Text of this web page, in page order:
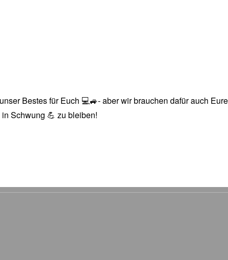
Bestes für Euch 💻🚙- aber wir brauchen dafür auch
Schwung 💪 zu bleiben!